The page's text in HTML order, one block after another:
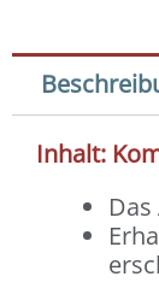
Inhalt: